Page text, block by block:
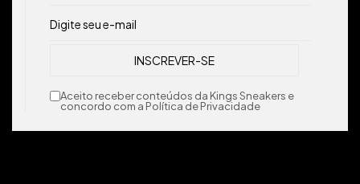
Aceito receber conteúdos da Kings Sneakers e
concordo com a Política de Privacidade